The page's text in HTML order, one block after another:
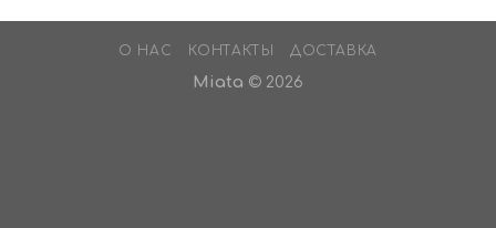
О НАС КОНТАКТЫ ДОСТАВКА
Miata © 2026